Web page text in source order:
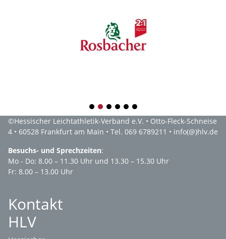
1 2 3 4 5 6
©Hessischer Leichtathletik-Verband e.V. • Otto-Fleck-Schneise
4 • 60528 Frankfurt am Main • Tel. 069 6789211 • info(@)hlv.de
Besuchs- und Sprechzeiten:
Mo - Do: 8.00 – 11.30 Uhr und 13.30 – 15.30 Uhr
Fr: 8.00 – 13.00 Uhr
Kontakt
HLV